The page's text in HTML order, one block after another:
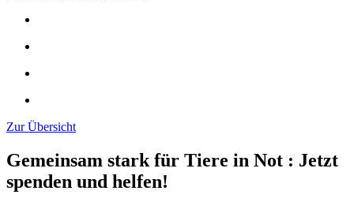
Zur Übersicht
Gemeinsam stark für Tiere in Not : Jetzt
spenden und helfen!